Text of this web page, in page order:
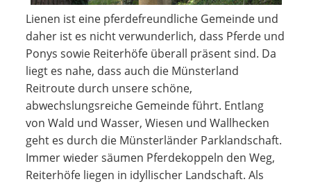
Lienen ist eine pferdefreundliche Gemeinde und
daher ist es nicht verwunderlich, dass Pferde und
Ponys sowie Reiterhöfe überall präsent sind. Da
liegt es nahe, dass auch die Münsterland
Reitroute durch unsere schöne,
abwechslungsreiche Gemeinde führt. Entlang
von Wald und Wasser, Wiesen und Wallhecken
geht es durch die Münsterländer Parklandschaft.
Immer wieder säumen Pferdekoppeln den Weg,
Reiterhöfe liegen in idyllischer Landschaft. Als